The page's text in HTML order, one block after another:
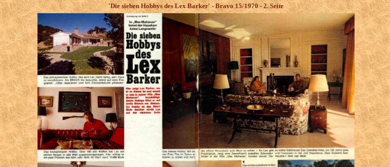
'Die sieben Hobbys des Lex Barker' - Bravo 15/1970 - 2. Seite